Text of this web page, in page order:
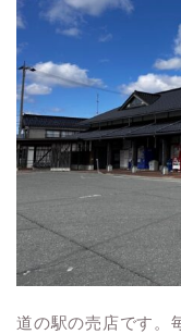
道の駅の売店です。